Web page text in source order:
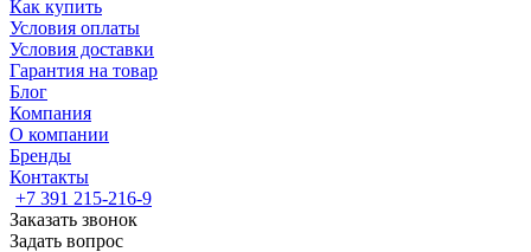
Как купить
Условия оплаты
Условия доставки
Гарантия на товар
Блог
Компания
О компании
Бренды
Контакты
+7 391 215-216-9
Заказать звонок
Задать вопрос